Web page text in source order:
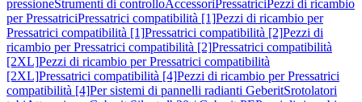
pressioneStrumenti di controlloAccessoriPressatriciPezzi di ricambio
per PressatriciPressatrici compatibilità [1]Pezzi di ricambio per
Pressatrici compatibilità [1]Pressatrici compatibilità [2]Pezzi di
ricambio per Pressatrici compatibilità [2]Pressatrici compatibilità
[2XL]Pezzi di ricambio per Pressatrici compatibilità
[2XL]Pressatrici compatibilità [4]Pezzi di ricambio per Pressatrici
compatibilità [4]Per sistemi di pannelli radianti GeberitSrotolatori